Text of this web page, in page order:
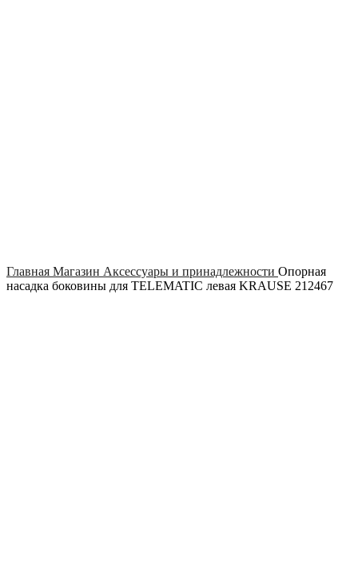
Главная Магазин Аксессуары и принадлежности Опорная
насадка боковины для TELEMATIC левая KRAUSE 212467